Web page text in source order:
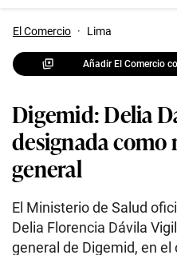
El Comercio · Lima
Añadir El Comercio
Digemid: Delia
designada como
general
El Ministerio de Salud
Delia Florencia Dávila
general de Digemid, en